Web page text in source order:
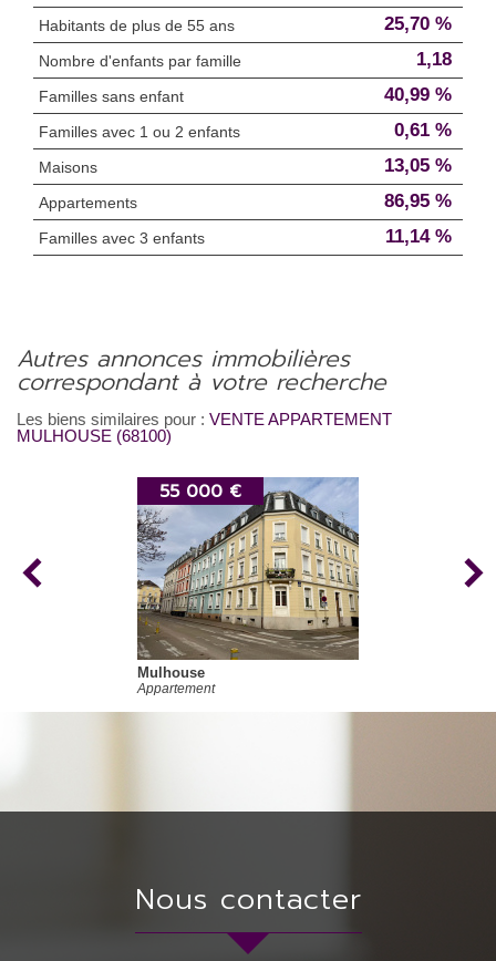
Habitants de plus de 55 ans 25,70 %
Nombre d'enfants par famille 1,18
Familles sans enfant 40,99 %
Familles avec 1 ou 2 enfants 0,61 %
Maisons 13,05 %
Appartements 86,95 %
Familles avec 3 enfants 11,14 %
autres annonces immobilières
correspondant à votre recherche
Les biens similaires pour : VENTE APPARTEMENT
MULHOUSE (68100)
55 000 €
Mulhouse
Appartement
nous contacter